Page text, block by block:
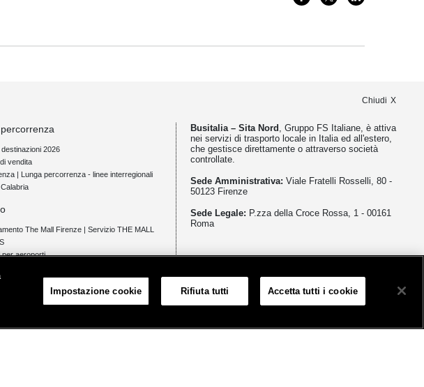
Chiudi
2026
vendita
| Lunga percorrenza - linee interregionali
The Mall Firenze | Servizio THE MALL
per aeroporti
di navigazione sul Lago Trasimeno
comunicati stampa
Busitalia – Sita Nord , Gruppo FS Italiane, è attiva
nei servizi di trasporto locale in Italia ed all'estero,
che gestisce direttamente o attraverso società
controllate.
Sede Amministrativa: Viale Fratelli Rosselli, 80 -
50123 Firenze
Sede Legale: P.zza della Croce Rossa, 1 - 00161
Roma
Impostazione cookie Rifiuta tutti Accetta tutti i cookie